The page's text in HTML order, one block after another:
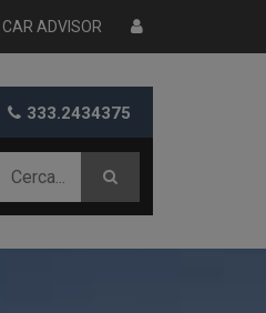
CAR ADVISOR
333.2434375